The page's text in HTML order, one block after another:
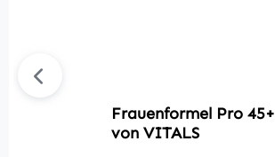
Frauenformel Pro 45+
von VITALS